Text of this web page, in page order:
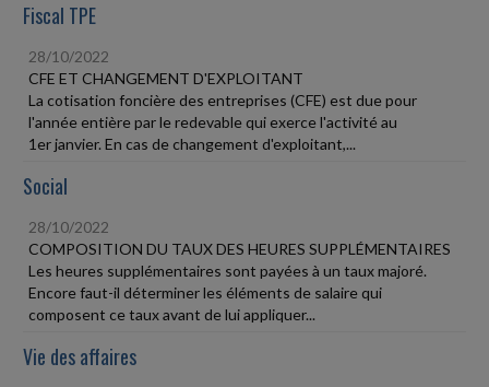
Fiscal TPE
28/10/2022
CFE ET CHANGEMENT D'EXPLOITANT
La cotisation foncière des entreprises (CFE) est due pour
l'année entière par le redevable qui exerce l'activité au
1er janvier. En cas de changement d'exploitant,...
Social
28/10/2022
COMPOSITION DU TAUX DES HEURES SUPPLÉMENTAIRES
Les heures supplémentaires sont payées à un taux majoré.
Encore faut-il déterminer les éléments de salaire qui
composent ce taux avant de lui appliquer...
Vie des affaires